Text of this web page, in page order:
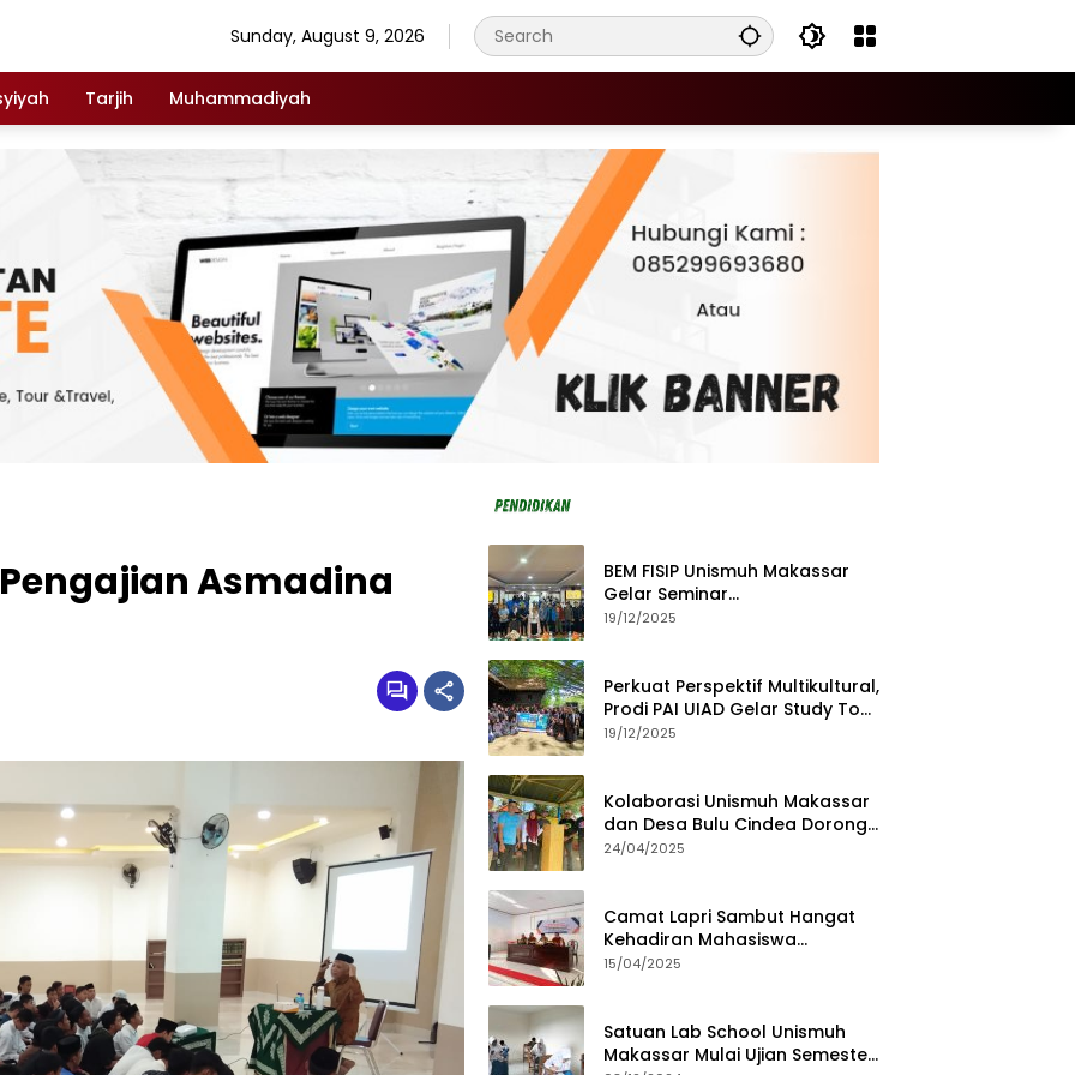
Sunday, August 9, 2026
Tarjih Muhammadiyah
Asmadina
BEM FISIP Unismuh Makassar
Gelar Seminar
Keperempuanan, Bahas
19/12/2025
Perkuat Perspektif Multikultural,
Prodi PAI UIAD Gelar Study Tour
ke Kajang
19/12/2025
Kolaborasi Unismuh Makassar
dan Desa Bulu Cindea Dorong
Sentra Garam Industri
24/04/2025
Camat Lapri Sambut Hangat
Kehadiran Mahasiswa
PoltekMu
15/04/2025
Satuan Lab School Unismuh
Makassar Mulai Ujian Semester,